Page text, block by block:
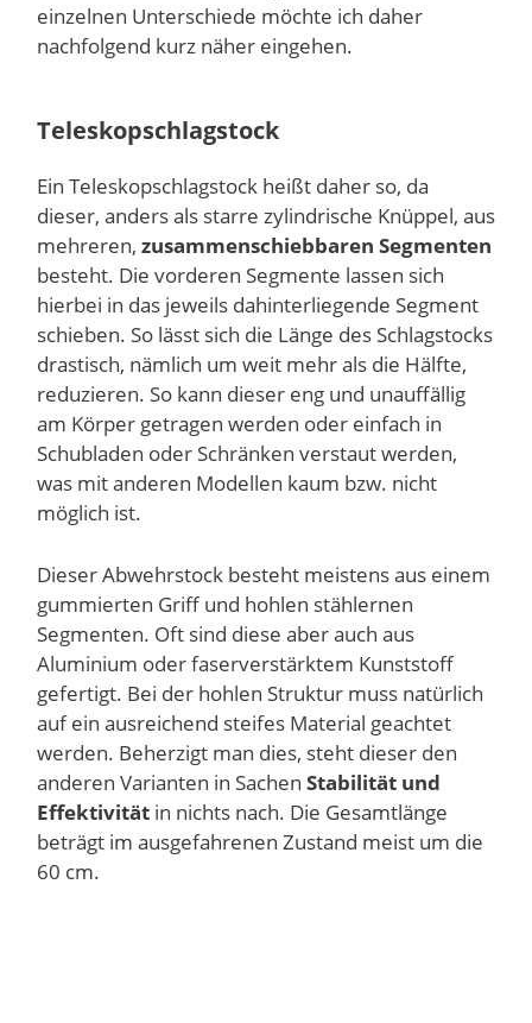
einzelnen Unterschiede möchte ich daher
nachfolgend kurz näher eingehen.
Teleskopschlagstock
Ein Teleskopschlagstock heißt daher so, da
dieser, anders als starre zylindrische Knüppel, aus
mehreren, zusammenschiebbaren Segmenten
besteht. Die vorderen Segmente lassen sich
hierbei in das jeweils dahinterliegende Segment
schieben. So lässt sich die Länge des Schlagstocks
drastisch, nämlich um weit mehr als die Hälfte,
reduzieren. So kann dieser eng und unauffällig
am Körper getragen werden oder einfach in
Schubladen oder Schränken verstaut werden,
was mit anderen Modellen kaum bzw. nicht
möglich ist.
Dieser Abwehrstock besteht meistens aus einem
gummierten Griff und hohlen stählernen
Segmenten. Oft sind diese aber auch aus
Aluminium oder faserverstärktem Kunststoff
gefertigt. Bei der hohlen Struktur muss natürlich
auf ein ausreichend steifes Material geachtet
werden. Beherzigt man dies, steht dieser den
anderen Varianten in Sachen Stabilität und
Effektivität in nichts nach. Die Gesamtlänge
beträgt im ausgefahrenen Zustand meist um die
60 cm.